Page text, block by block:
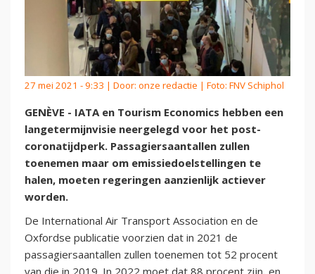
27 mei 2021 - 9:33 | Door: onze redactie | Foto: FNV Schiphol
GENÈVE - IATA en Tourism Economics hebben een
langetermijnvisie neergelegd voor het post-
coronatijdperk. Passagiersaantallen zullen
toenemen maar om emissiedoelstellingen te
halen, moeten regeringen aanzienlijk actiever
worden.
De International Air Transport Association en de
Oxfordse publicatie voorzien dat in 2021 de
passagiersaantallen zullen toenemen tot 52 procent